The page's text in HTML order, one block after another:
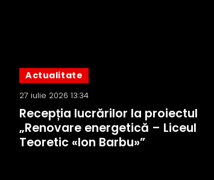
Actualitate
27 iulie 2026 13:34
Recepția lucrărilor la proiectul
„Renovare energetică – Liceul
Teoretic «Ion Barbu»”